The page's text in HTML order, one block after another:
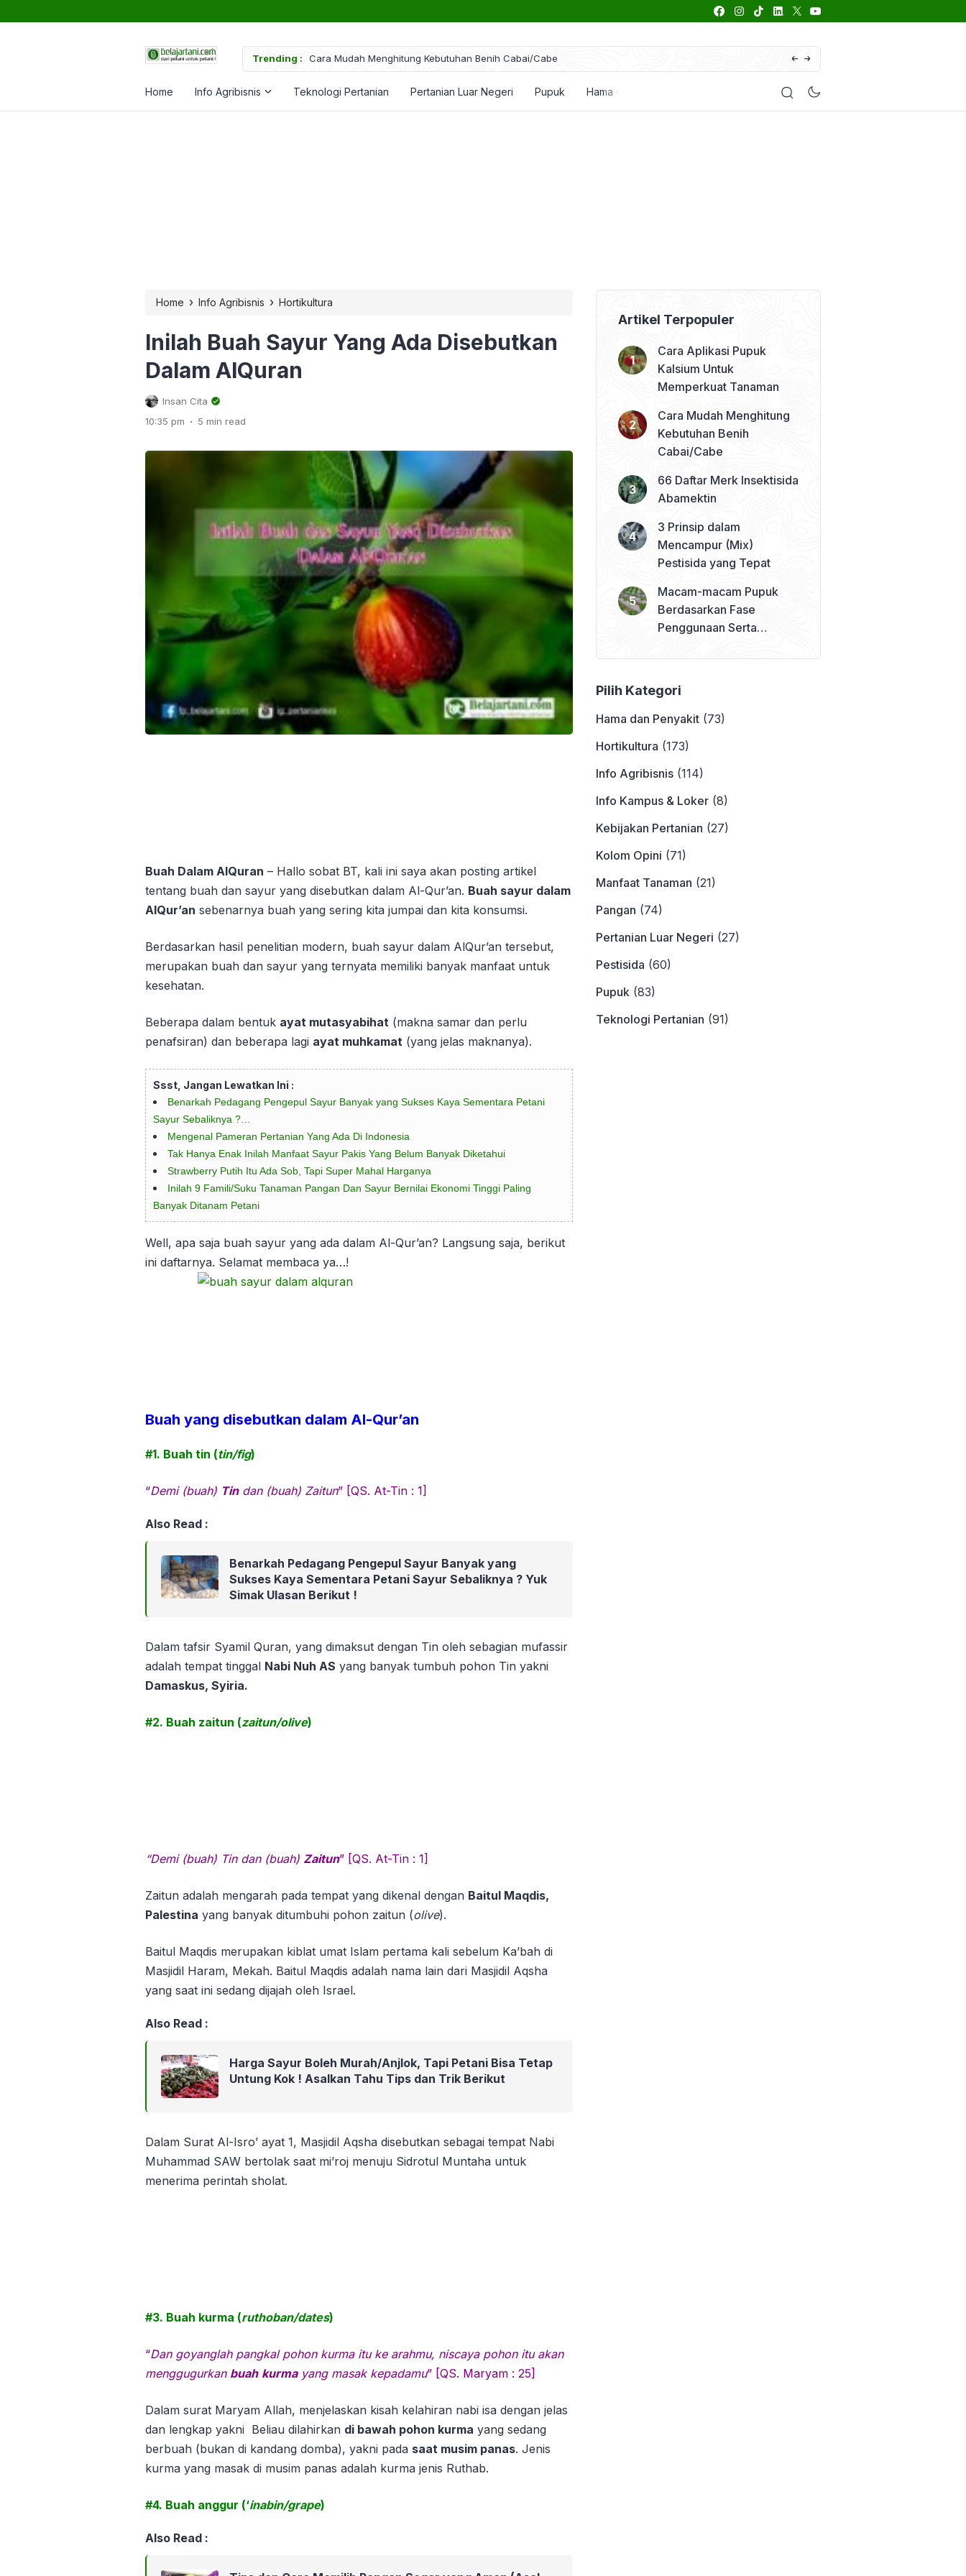
Trending : Cara Mudah Menghitung Kebutuhan Benih Cabai/Cabe 66 Daftar Merk Insektisida Abamektin
Home Info Agribisnis Teknologi Pertanian Pertanian Luar Negeri Pupuk Hama dan Penyakit Manfaat Tanaman
Home › Info Agribisnis › Hortikultura
Inilah Buah Sayur Yang Ada Disebutkan
Dalam AlQuran
Insan Cita
10:35 pm . 5 min read
Buah Dalam AlQuran – Hallo sobat BT, kali ini saya akan posting artikel
tentang buah dan sayur yang disebutkan dalam Al-Qur’an. Buah sayur dalam
AlQur’an sebenarnya buah yang sering kita jumpai dan kita konsumsi.
Berdasarkan hasil penelitian modern, buah sayur dalam AlQur’an tersebut,
merupakan buah dan sayur yang ternyata memiliki banyak manfaat untuk
kesehatan.
Beberapa dalam bentuk ayat mutasyabihat (makna samar dan perlu
penafsiran) dan beberapa lagi ayat muhkamat (yang jelas maknanya).
Ssst, Jangan Lewatkan Ini :
Benarkah Pedagang Pengepul Sayur Banyak yang Sukses Kaya Sementara Petani
Sayur Sebaliknya ?…
Mengenal Pameran Pertanian Yang Ada Di Indonesia
Tak Hanya Enak Inilah Manfaat Sayur Pakis Yang Belum Banyak Diketahui
Strawberry Putih Itu Ada Sob, Tapi Super Mahal Harganya
Inilah 9 Famili/Suku Tanaman Pangan Dan Sayur Bernilai Ekonomi Tinggi Paling
Banyak Ditanam Petani
Well, apa saja buah sayur yang ada dalam Al-Qur’an? Langsung saja, berikut
ini daftarnya. Selamat membaca ya…!
Buah yang disebutkan dalam Al-Qur’an
#1. Buah tin (tin/fig)
“Demi (buah) Tindan (buah) Zaitun” [QS. At-Tin : 1]
Also Read :
Benarkah Pedagang Pengepul Sayur Banyak yang
Sukses Kaya Sementara Petani Sayur Sebaliknya ? Yuk
Simak Ulasan Berikut !
Dalam tafsir Syamil Quran, yang dimaksut dengan Tin oleh sebagian mufassir
adalah tempat tinggal Nabi Nuh AS yang banyak tumbuh pohon Tin yakni
Damaskus, Syiria.
#2. Buah zaitun (zaitun/olive)
“Demi (buah) Tin dan (buah) Zaitun” [QS. At-Tin : 1]
Zaitun adalah mengarah pada tempat yang dikenal dengan Baitul Maqdis,
Palestina yang banyak ditumbuhi pohon zaitun (olive).
Baitul Maqdis merupakan kiblat umat Islam pertama kali sebelum Ka’bah di
Masjidil Haram, Mekah. Baitul Maqdis adalah nama lain dari Masjidil Aqsha
yang saat ini sedang dijajah oleh Israel.
Also Read :
Harga Sayur Boleh Murah/Anjlok, Tapi Petani Bisa Tetap
Untung Kok ! Asalkan Tahu Tips dan Trik Berikut
Dalam Surat Al-Isro’ ayat 1, Masjidil Aqsha disebutkan sebagai tempat Nabi
Muhammad SAW bertolak saat mi’roj menuju Sidrotul Muntaha untuk
menerima perintah sholat.
#3. Buah kurma (ruthoban/dates)
“Dan goyanglah pangkal pohon kurma itu ke arahmu, niscaya pohon itu akan
menggugurkan buah kurmayang masak kepadamu” [QS. Maryam : 25]
Dalam surat Maryam Allah, menjelaskan kisah kelahiran nabi isa dengan jelas
dan lengkap yakni Beliau dilahirkan di bawah pohon kurma yang sedang
berbuah (bukan di kandang domba), yakni pada saat musim panas. Jenis
kurma yang masak di musim panas adalah kurma jenis Ruthab.
#4. Buah anggur (‘inabin/grape)
Also Read :
Artikel Terpopuler
Cara Aplikasi Pupuk
Kalsium Untuk
Memperkuat Tanaman
Cara Mudah Menghitung
Kebutuhan Benih
Cabai/Cabe
66 Daftar Merk Insektisida
Abamektin
3 Prinsip dalam
Mencampur (Mix)
Pestisida yang Tepat
Macam-macam Pupuk
Berdasarkan Fase
Penggunaan Serta
Pilih Kategori
Hama dan Penyakit(73)
Hortikultura (173)
Info Agribisnis(114)
Info Kampus & Loker(8)
Kebijakan Pertanian (27)
Kolom Opini (71)
Manfaat Tanaman (21)
Pangan (74)
Pertanian Luar Negeri (27)
Pestisida (60)
Pupuk(83)
Teknologi Pertanian (91)